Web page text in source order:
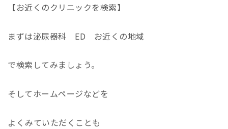
【お近くのクリニックを検索】
まずは泌尿器科 ED お近くの地域
で検索してみましょう。
そしてホームページなどを
よくみていただくことも